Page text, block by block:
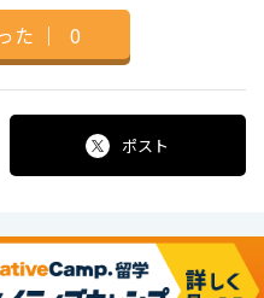
た ｜ 0
ポスト